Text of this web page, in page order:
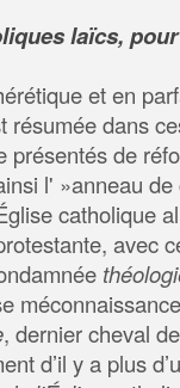
laïcs,
et en
résumée dans
présentés de
l' »anneau
catholique
avec
, dernier cheval
d’il y a plus